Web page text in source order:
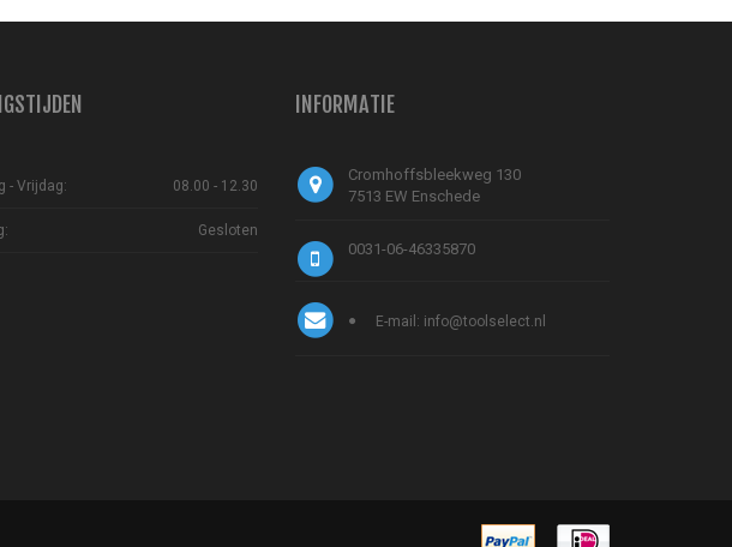
- Vrijdag: 08.00 - 12.30
Gesloten
INFORMATIE
Cromhoffsbleekweg 130
7513 EW Enschede
0031-06-46335870
E-mail: info@toolselect.nl